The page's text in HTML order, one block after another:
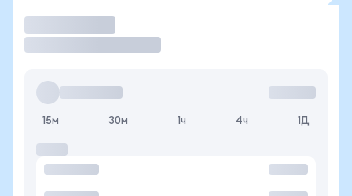
15м 30м 1ч 4ч 1Д